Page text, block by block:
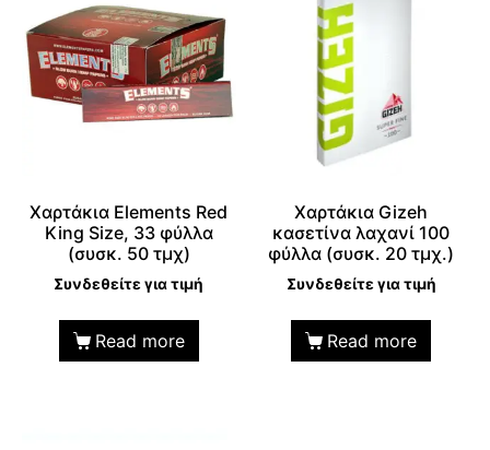
Χαρτάκια Elements Red
King Size, 33 φύλλα
(συσκ. 50 τμχ)
Συνδεθείτε για τιμή
Read more
Χαρτάκια Gizeh
κασετίνα λαχανί 100
φύλλα (συσκ. 20 τμχ.)
Συνδεθείτε για τιμή
Read more